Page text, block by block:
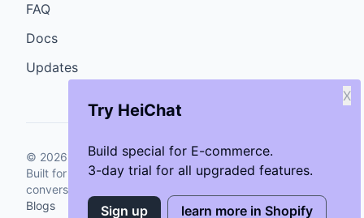
Try HeiChat
Build special for E-commerce.
3-day trial for all upgraded features.
X
Sign up learn more in Shopify
FAQ
Docs
Updates
© 2026 GenCybers Inc. All rights reserved.
Built for storefronts that want faster answers and cleaner
conversions.
Blogs